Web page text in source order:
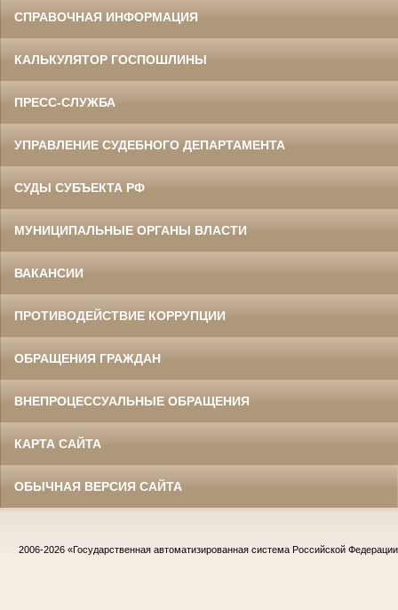
СПРАВОЧНАЯ ИНФОРМАЦИЯ
КАЛЬКУЛЯТОР ГОСПОШЛИНЫ
ПРЕСС-СЛУЖБА
УПРАВЛЕНИЕ СУДЕБНОГО ДЕПАРТАМЕНТА
СУДЫ СУБЪЕКТА РФ
МУНИЦИПАЛЬНЫЕ ОРГАНЫ ВЛАСТИ
ВАКАНСИИ
ПРОТИВОДЕЙСТВИЕ КОРРУПЦИИ
ОБРАЩЕНИЯ ГРАЖДАН
ВНЕПРОЦЕССУАЛЬНЫЕ ОБРАЩЕНИЯ
КАРТА САЙТА
ОБЫЧНАЯ ВЕРСИЯ САЙТА
2006-2026 «Государственная автоматизированная система Российской